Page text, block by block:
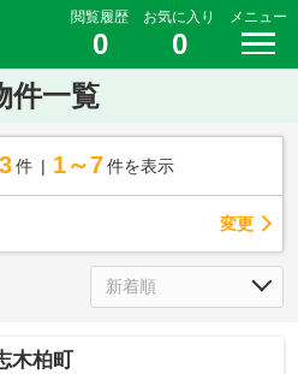
閲覧履歴
0
お気に入り
0
メニュー
件一覧
件 1～7 件を表示
変更
木柏町